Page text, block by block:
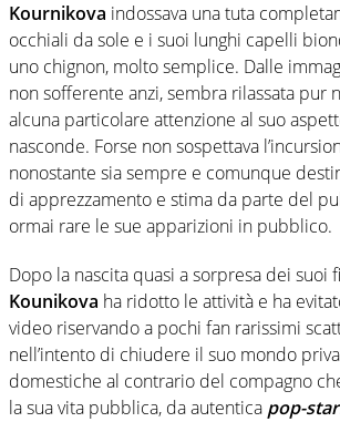
Kournikova indossava una tuta
occhiali da sole e i suoi lunghi capelli
uno chignon, molto semplice. Dalle
non sofferente anzi, sembra rilassata pur
alcuna particolare attenzione al suo
nasconde. Forse non sospettava
nonostante sia sempre e comunque
di apprezzamento e stima da parte del
ormai rare le sue apparizioni in pubblico.
Dopo la nascita quasi a sorpresa dei suoi
Kounikova ha ridotto le attività e ha
video riservando a pochi fan rarissimi
nell’intento di chiudere il suo mondo
domestiche al contrario del compagno
la sua vita pubblica, da autentica pop-star